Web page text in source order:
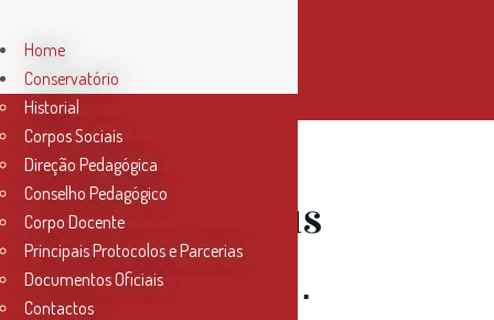
29 Abr
Meus
Queridos …
Home
Conservatório
Historial
Corpos Sociais
Direção Pedagógica
Conselho Pedagógico
Corpo Docente
Principais Protocolos e Parcerias
Documentos Oficiais
Contactos